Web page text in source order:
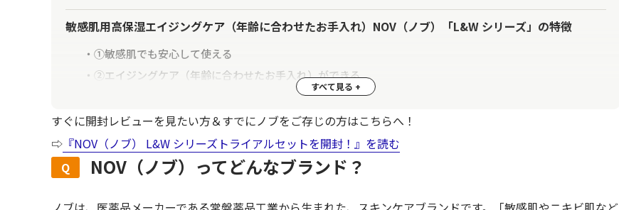
敏感肌用高保湿エイジングケア（年齢に合わせたお手入れ）NOV（ノブ）「L&W シリーズ」の特徴
①敏感肌でも安心して使える
②エイジングケア（年齢に合わせたお手入れ）ができる
NOV（ノブ）「L&W シリーズ」トライアルセットを開封！
NOV（ノブ）「 L&W シリーズ」の使用ステップ
NOV（ノブ）「 L&W シリーズ」トライアルセットを使用した感想
すぐに開封レビューを見たい方＆すでにノブをご存じの方はこちらへ！
⇨ 『NOV（ノブ） L&W シリーズトライアルセットを開封！』を読む
NOV（ノブ）ってどんなブランド？